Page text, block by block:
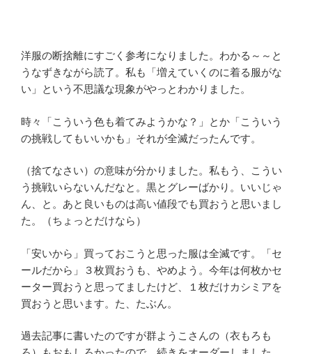
洋服の断捨離にすごく参考になりました。わかる～～と
うなずきながら読了。私も「増えていくのに着る服がな
い」という不思議な現象がやっとわかりました。
時々「こういう色も着てみようかな？」とか「こういう
の挑戦してもいいかも」それが全滅だったんです。
（捨てなさい）の意味が分かりました。私もう、こうい
う挑戦いらないんだなと。黒とグレーばかり。いいじゃ
ん、と。あと良いものは高い値段でも買おうと思いまし
た。（ちょっとだけなら）
「安いから」買っておこうと思った服は全滅です。「セ
ールだから」３枚買おうも、やめよう。今年は何枚かセ
ーター買おうと思ってましたけど、１枚だけカシミアを
買おうと思います。た、たぶん。
過去記事に書いたのですが群ようこさんの（衣もろも